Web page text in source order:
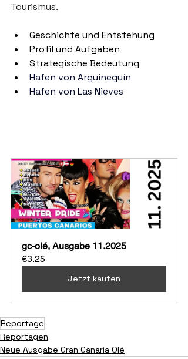
Tourismus.
Geschichte und Entstehung
Profil und Aufgaben
Strategische Bedeutung
Hafen von Arguineguín
Hafen von Las Nieves
gc-olé, Ausgabe 11.2025
€3.25
Jetzt kaufen
Reportage
Reportagen
Neue Ausgabe Gran Canaria Olé